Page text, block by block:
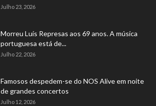
Julho 23, 2026
Morreu Luís Represas aos 69 anos. A música
portuguesa está de...
Julho 22, 2026
Famosos despedem-se do NOS Alive em noite
de grandes concertos
Julho 12, 2026